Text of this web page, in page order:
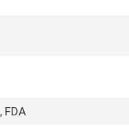
FDA